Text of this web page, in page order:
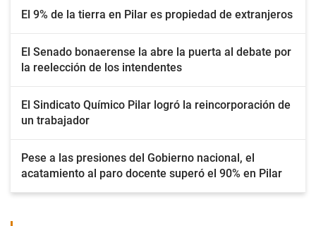
El 9% de la tierra en Pilar es propiedad de extranjeros
El Senado bonaerense la abre la puerta al debate por
la reelección de los intendentes
El Sindicato Químico Pilar logró la reincorporación de
un trabajador
Pese a las presiones del Gobierno nacional, el
acatamiento al paro docente superó el 90% en Pilar